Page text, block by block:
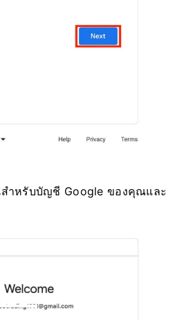
ำหรับบัญชี Google ของคุณและ